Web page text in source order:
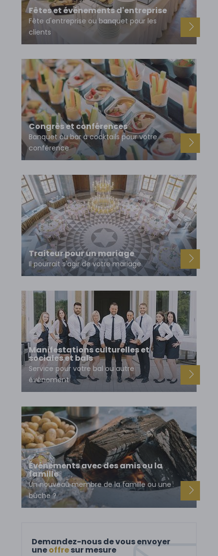
Fêtes et événements d'entreprise
Fête d'entreprise ou banquet pour les
clients
Congrès et conférences
Banquet ou bar à cocktails pour votre
conférence
Traiteur pour un mariage
Il pourrait s'agir de votre mariage
Manifestations culturelles et
sociales et bals
Service pour votre bal ou autre
événement
Événements avec des amis ou la
famille
Un nouveau membre de la famille ou une
bûche ?
Demandez-nous de vous envoyer
uneoffresur mesure